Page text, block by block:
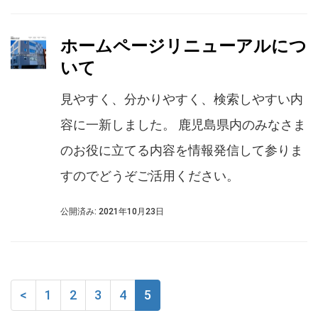
ホームページリニューアルにつ
いて
見やすく、分かりやすく、検索しやすい内
容に一新しました。 鹿児島県内のみなさま
のお役に立てる内容を情報発信して参りま
すのでどうぞご活用ください。
公開済み: 2021年10月23日
< 1 2 3 4 5